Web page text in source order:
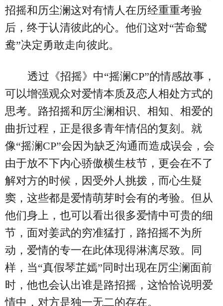
招摇和历尘澜这对有情人在历经重重考验
后，终于认清彼此的心。他们这对“苦命鸳
鸯”决定勇敢走向彼此。
透过《招摇》中“摇澜CP”的情感故事，
可以增强观众对爱情本质及恋人相处方式的
思考。路招摇和厉尘澜相识、相知、相爱的
曲折过程，正是很多青年情侣的复刻。就
像“摇澜CP”会因为缺乏沟通而造成误会，会
由于放不下内心骄傲横生枝节，更会在不了
解对方的时候，因受外人挑拨，而心生疑
窦，这些都是爱情萌芽时会有的考验。但从
他们身上，也可以看出很多爱情中可贵的细
节，面对姜武的穷准猛打，路招摇不为所
动，爱情的专一在此体现得淋漓尽致。同
样，当“真假琴芷嫣”同时出现在厉尘澜面前
时，他也会认出谁是路招摇，这恰恰说明爱
情中，对方是独一无二的存在。